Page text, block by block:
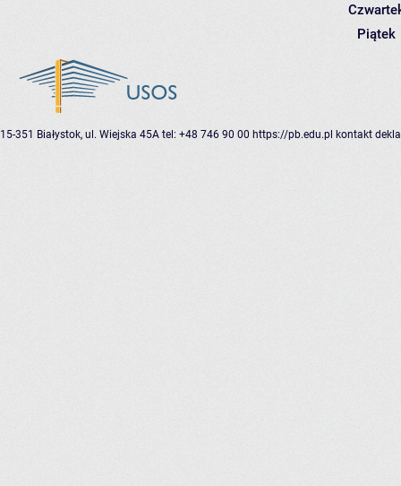
Piątek
15-351 Białystok, ul. Wiejska 45A tel: +48 746 90 00 https://pb.edu.pl kontakt